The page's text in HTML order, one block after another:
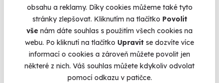
obsahu a reklamy. Díky cookies můžeme také tyto
stránky zlepšovat. Kliknutím na tlačítko Povolit
vše nám dáte souhlas s použitím všech cookies na
webu. Po kliknutí na tlačítko Upravit se dozvíte více
informací o cookies a zároveň můžete povolit jen
některé z nich. Váš souhlas můžete kdykoliv odvolat
pomocí odkazu v patičce.
2 290 Kč
Volný termín už 31. 08. 2026